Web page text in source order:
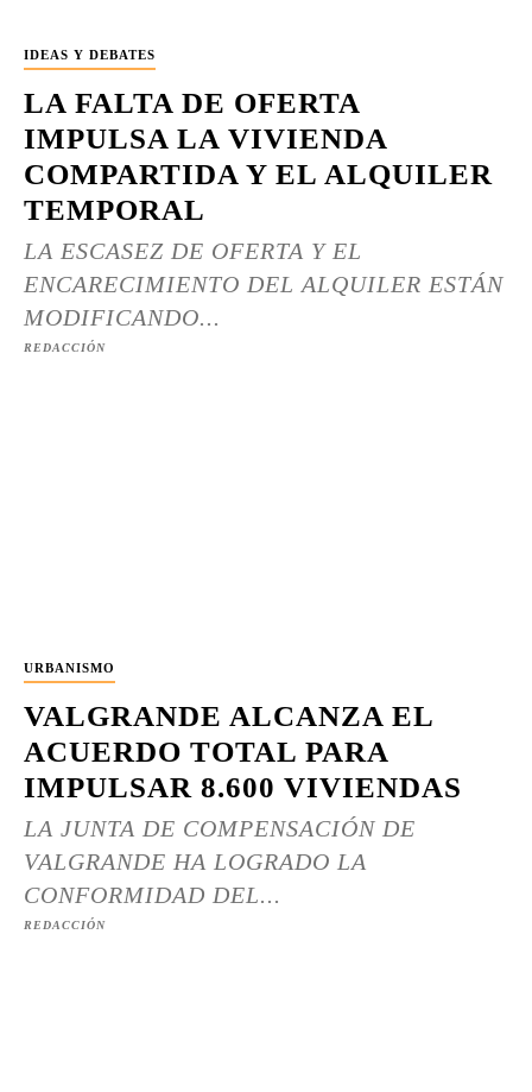
IDEAS Y DEBATES
LA FALTA DE OFERTA
IMPULSA LA VIVIENDA
COMPARTIDA Y EL ALQUILER
TEMPORAL
LA ESCASEZ DE OFERTA Y EL
ENCARECIMIENTO DEL ALQUILER ESTÁN
MODIFICANDO...
REDACCIÓN
URBANISMO
VALGRANDE ALCANZA EL
ACUERDO TOTAL PARA
IMPULSAR 8.600 VIVIENDAS
LA JUNTA DE COMPENSACIÓN DE
VALGRANDE HA LOGRADO LA
CONFORMIDAD DEL...
REDACCIÓN